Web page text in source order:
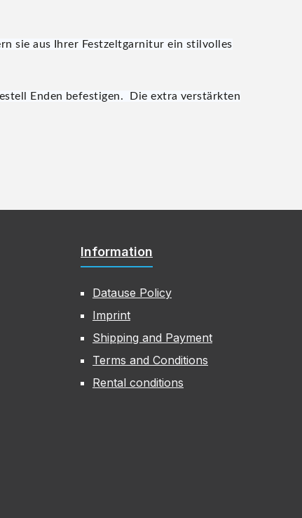
sie aus Ihrer Festzeltgarnitur ein stilvolles
Enden befestigen. Die extra verstärkten
Information
Datause Policy
Imprint
Shipping and Payment
Terms and Conditions
Rental conditions